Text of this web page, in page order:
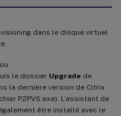
dans le disque virtuel
ou
le dossier Upgrade de
la dernière version de Citrix
P2PVS.exe). L’assistant de
être installé avec le